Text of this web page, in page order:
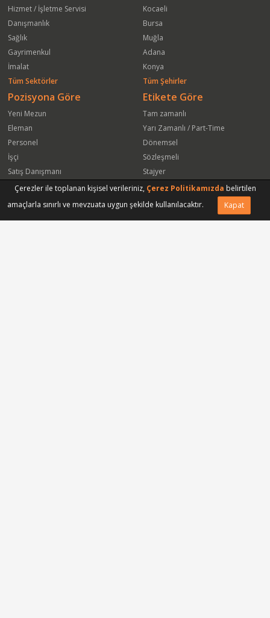
Başvuru Yap
Arkadaşına Gönder
Hizmet / İşletme Servisi
Danışmanlık
Sağlık
Gayrimenkul
İmalat
Tüm Sektörler
Kocaeli
Bursa
Muğla
Adana
Konya
Tüm Şehirler
Pozisyona Göre
Yeni Mezun
Eleman
Personel
İşçi
Satış Danışmanı
Öğrenci
Satış Elemanı
Etikete Göre
Tam zamanlı
Yarı Zamanlı / Part-Time
Dönemsel
Sözleşmeli
Stajyer
Freelance
Yeni Mezun
Çerezler ile toplanan kişisel verileriniz, Çerez Politikamızda belirtilen
amaçlarla sınırlı ve mevzuata uygun şekilde kullanılacaktır.
Kapat